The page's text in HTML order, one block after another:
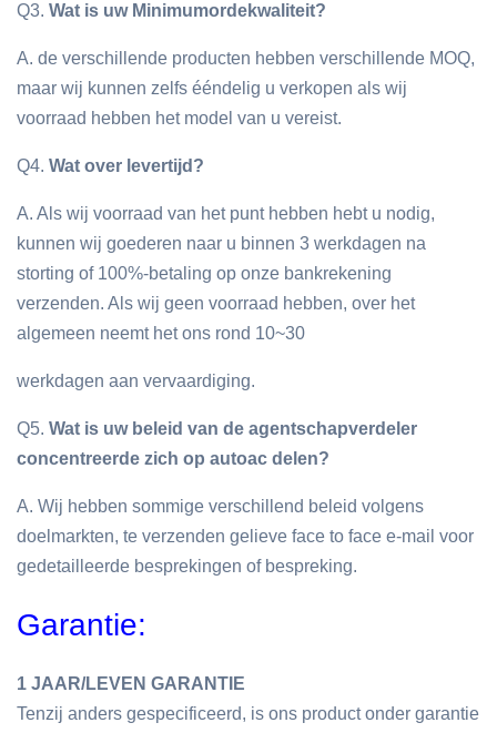
Q3. Wat is uw Minimumordekwaliteit?
A. de verschillende producten hebben verschillende MOQ,
maar wij kunnen zelfs ééndelig u verkopen als wij
voorraad hebben het model van u vereist.
Q4. Wat over levertijd?
A. Als wij voorraad van het punt hebben hebt u nodig,
kunnen wij goederen naar u binnen 3 werkdagen na
storting of 100%-betaling op onze bankrekening
verzenden. Als wij geen voorraad hebben, over het
algemeen neemt het ons rond 10~30
werkdagen aan vervaardiging.
Q5. Wat is uw beleid van de agentschapverdeler
concentreerde zich op autoac delen?
A. Wij hebben sommige verschillend beleid volgens
doelmarkten, te verzenden gelieve face to face e-mail voor
gedetailleerde besprekingen of bespreking.
Garantie:
1 JAAR/LEVEN GARANTIE
Tenzij anders gespecificeerd, is ons product onder garantie